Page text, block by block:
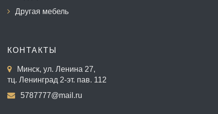
Другая мебель
КОНТАКТЫ
Минск, ул. Ленина 27,
тц. Ленинград 2-эт. пав. 112
5787777@mail.ru